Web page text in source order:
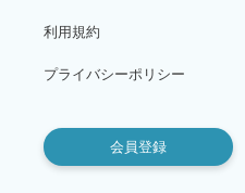
利用規約
プライバシーポリシー
会員登録